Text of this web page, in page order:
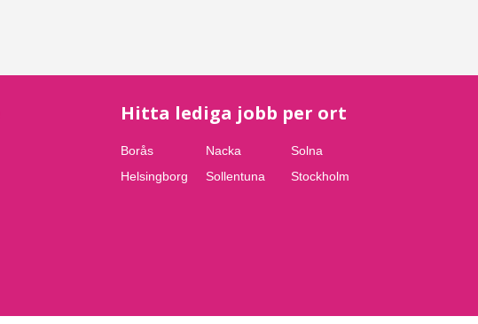
Hitta lediga jobb per ort
Borås
Helsingborg
Nacka
Sollentuna
Solna
Stockholm